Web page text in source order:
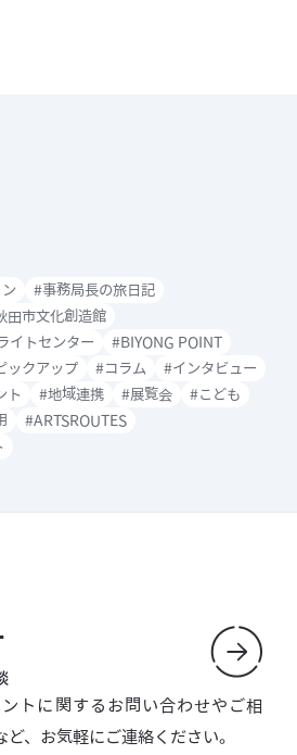
#事務局長の旅日記
田市文化創造館
イトセンター
#BIYONG POINT
ックアップ #コラム
#インタビュー
ト #地域連携 #展覧会
#こども
#ARTSROUTES
トに関するお問い合わせやご相
、お気軽にご連絡ください。